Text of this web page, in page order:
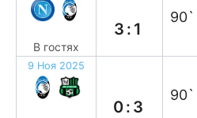
В гостях
3:1
90`
9 Ноя 2025
0:3
90`